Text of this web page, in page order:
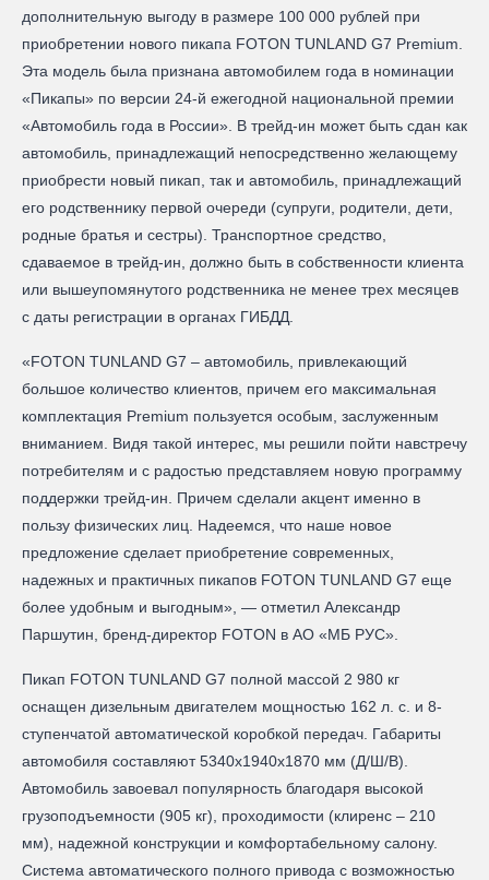
дополнительную выгоду в размере 100 000 рублей при
приобретении нового пикапа FOTON TUNLAND G7 Premium.
Эта модель была признана автомобилем года в номинации
«Пикапы» по версии 24-й ежегодной национальной премии
«Автомобиль года в России». В трейд-ин может быть сдан как
автомобиль, принадлежащий непосредственно желающему
приобрести новый пикап, так и автомобиль, принадлежащий
его родственнику первой очереди (супруги, родители, дети,
родные братья и сестры). Транспортное средство,
сдаваемое в трейд-ин, должно быть в собственности клиента
или вышеупомянутого родственника не менее трех месяцев
с даты регистрации в органах ГИБДД.
«FOTON TUNLAND G7 – автомобиль, привлекающий
большое количество клиентов, причем его максимальная
комплектация Premium пользуется особым, заслуженным
вниманием. Видя такой интерес, мы решили пойти навстречу
потребителям и с радостью представляем новую программу
поддержки трейд-ин. Причем сделали акцент именно в
пользу физических лиц. Надеемся, что наше новое
предложение сделает приобретение современных,
надежных и практичных пикапов FOTON TUNLAND G7 еще
более удобным и выгодным», — отметил Александр
Паршутин, бренд-директор FOTON в АО «МБ РУС».
Пикап FOTON TUNLAND G7 полной массой 2 980 кг
оснащен дизельным двигателем мощностью 162 л. с. и 8-
ступенчатой автоматической коробкой передач. Габариты
автомобиля составляют 5340х1940х1870 мм (Д/Ш/В).
Автомобиль завоевал популярность благодаря высокой
грузоподъемности (905 кг), проходимости (клиренс – 210
мм), надежной конструкции и комфортабельному салону.
Система автоматического полного привода с возможностью